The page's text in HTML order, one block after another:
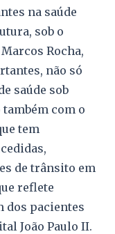
na saúde
sob o
Rocha,
não só
saúde sob
com o
tem
de trânsito em
reflete
dos pacientes
João Paulo II.